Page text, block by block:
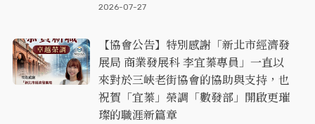
2026-07-27
【協會公告】特別感謝「新北市經濟發
展局 商業發展科 李宜蓁專員」一直以
來對於三峽老街協會的協助與支持，也
祝賀「宜蓁」榮調「數發部」開啟更璀
璨的職涯新篇章